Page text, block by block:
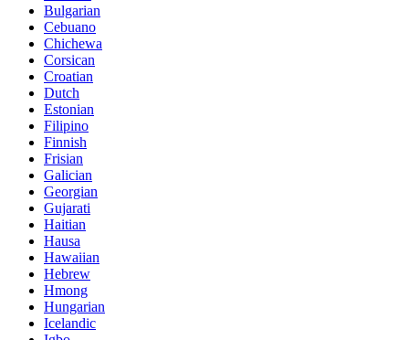
Bulgarian
Cebuano
Chichewa
Corsican
Croatian
Dutch
Estonian
Filipino
Finnish
Frisian
Galician
Georgian
Gujarati
Haitian
Hausa
Hawaiian
Hebrew
Hmong
Hungarian
Icelandic